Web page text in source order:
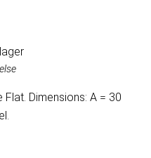
Flat. Dimensions: A = 30